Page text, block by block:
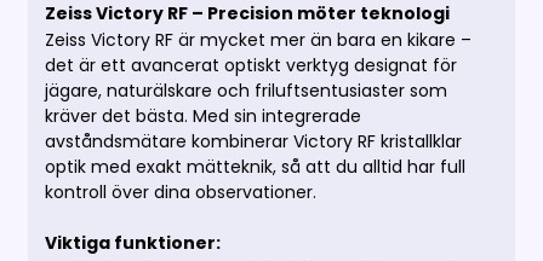
Zeiss Victory RF – Precision möter teknologi
Zeiss Victory RF är mycket mer än bara en kikare –
det är ett avancerat optiskt verktyg designat för
jägare, naturälskare och friluftsentusiaster som
kräver det bästa. Med sin integrerade
avståndsmätare kombinerar Victory RF kristallklar
optik med exakt mätteknik, så att du alltid har full
kontroll över dina observationer.
Viktiga funktioner: